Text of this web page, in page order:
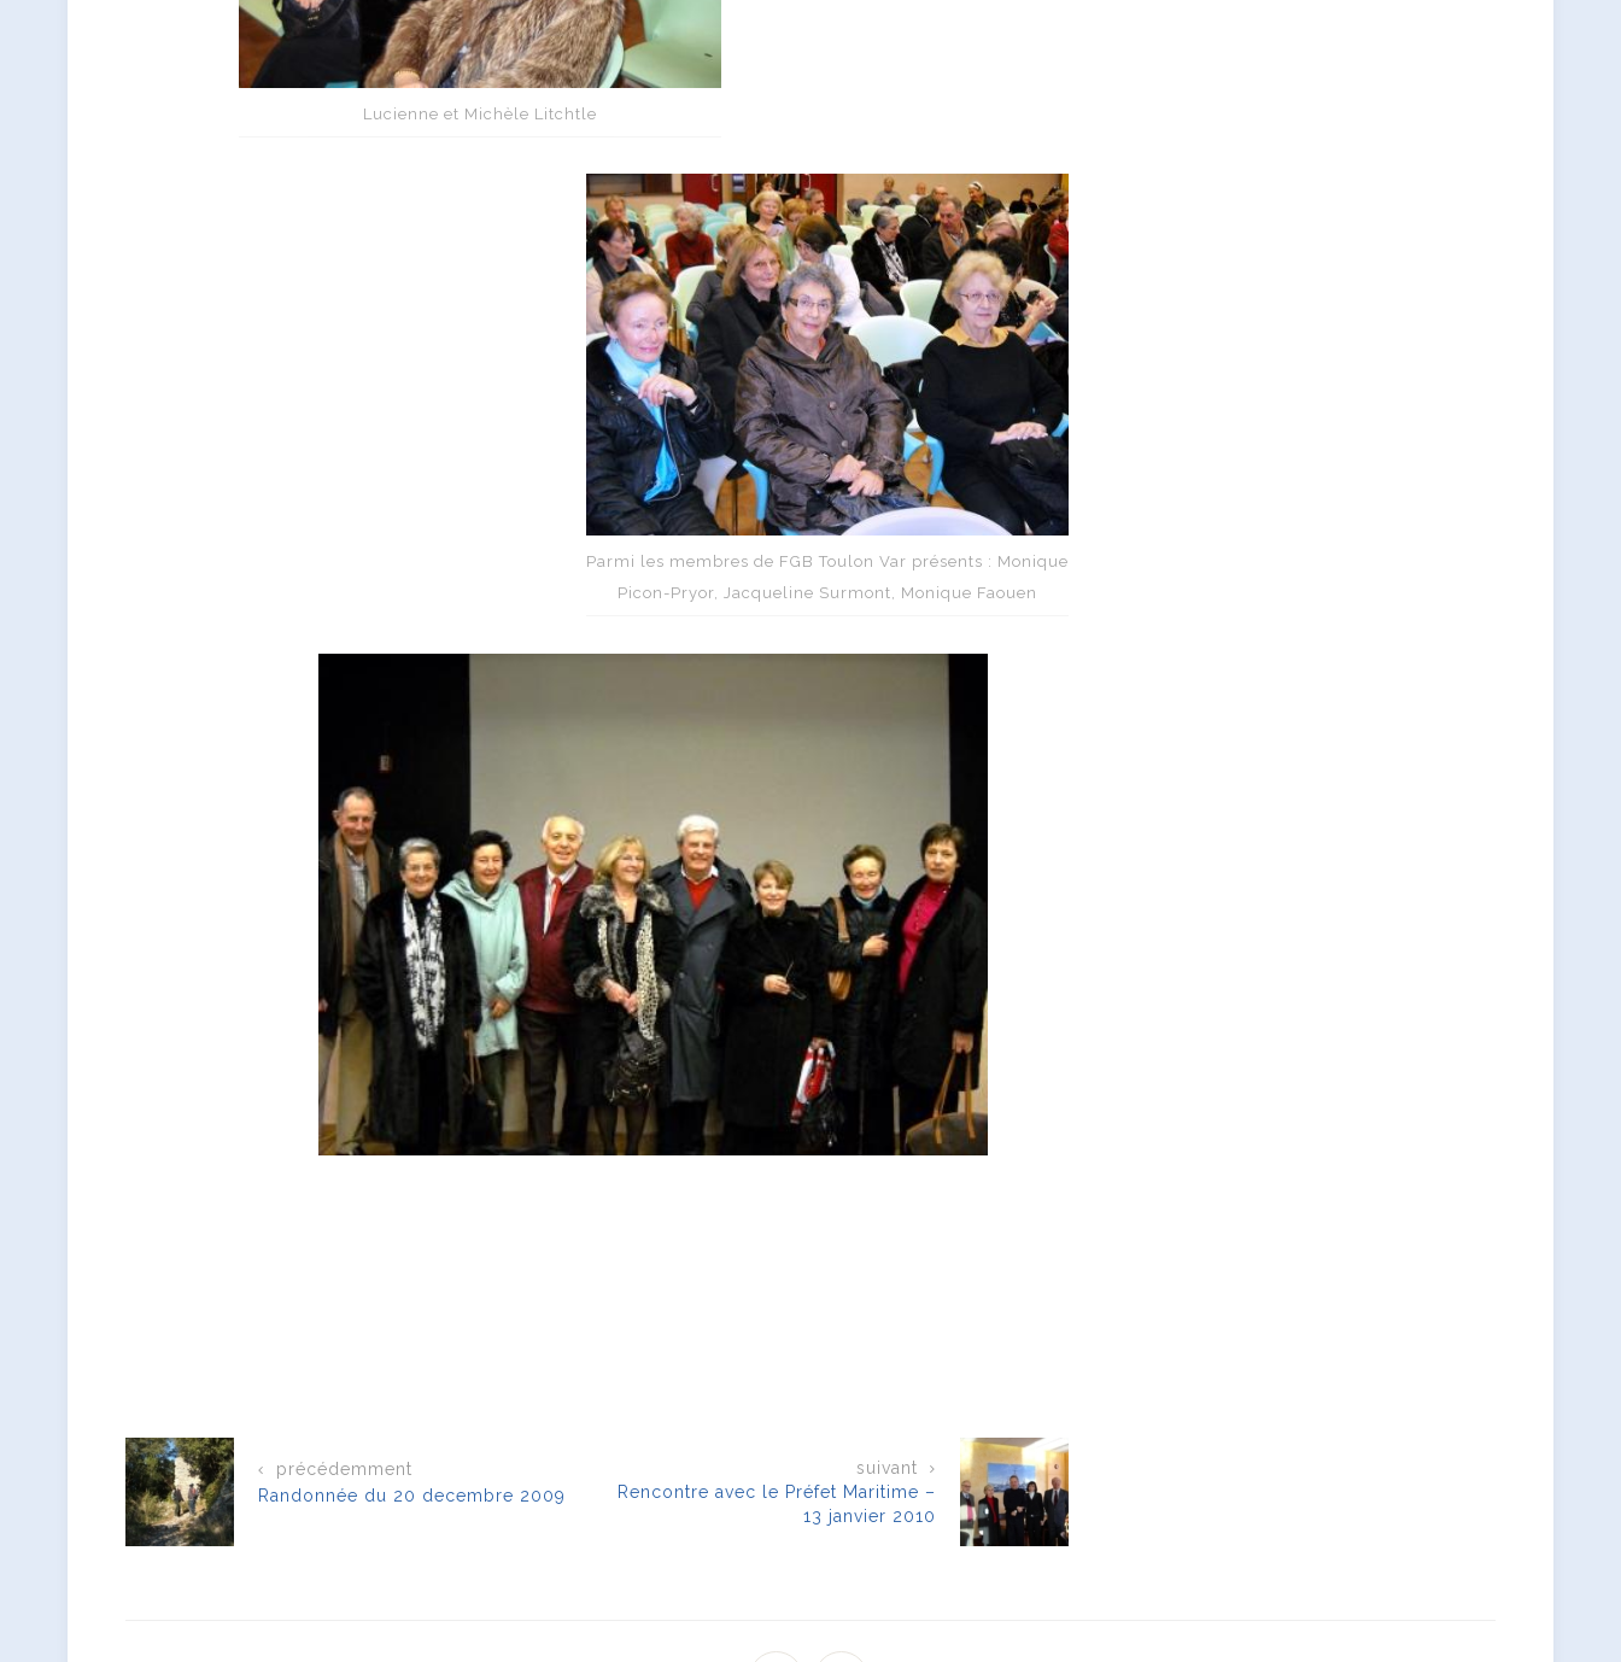
Lucienne et Michèle Litchtle
Parmi les membres de FGB Toulon Var présents : Monique
Picon-Pryor, Jacqueline Surmont, Monique Faouen
précédemment
Randonnée du 20 decembre 2009
suivant
Rencontre avec le Préfet Maritime –
13 janvier 2010